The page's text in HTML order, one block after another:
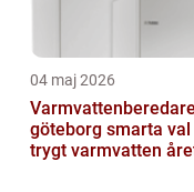
04 maj 2026
Varmvattenberedare
göteborg smarta val för
trygt varmvatten